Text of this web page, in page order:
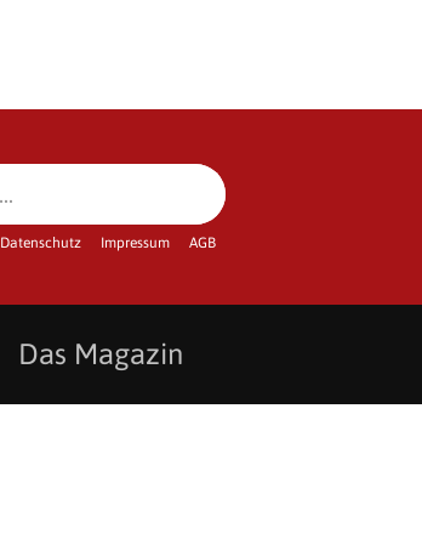
Datenschutz Impressum AGB
Das Magazin